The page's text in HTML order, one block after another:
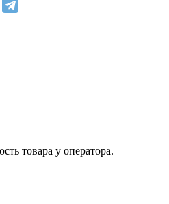
товара у оператора.